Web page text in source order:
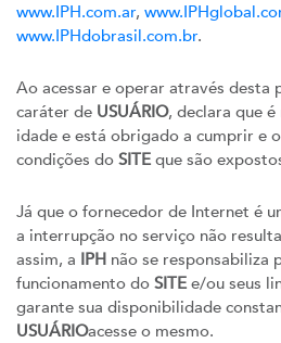
www.IPH.com.ar,
www.IPHdobrasil.com.br.
Ao acessar e operar através desta
caráter de USUÁRIO, declara que
idade e está obrigado a cumprir e
condições do SITE que são
Já que o fornecedor de Internet é
a interrupção no serviço não
assim, a IPH não se responsabiliza
funcionamento do SITE e/ou seus
garante sua disponibilidade
USUÁRIOacesse o mesmo.